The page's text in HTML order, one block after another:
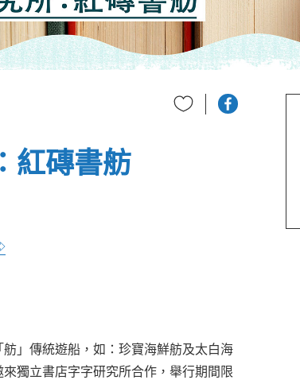
紅磚書舫
」傳統遊船，如：珍寶海鮮舫及太白海
獨立書店字字研究所合作，舉行期間限